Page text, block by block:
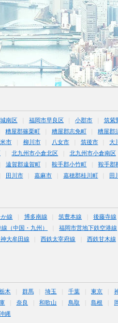
南区 福岡市早良区 小郡市 筑紫
糟屋郡篠栗町 糟屋郡志免町 糟屋郡
市 柳川市 八女市 筑後市 大
北九州市小倉北区 北九州市小倉南区
遠賀郡遠賀町 鞍手郡小竹町 鞍手郡
田川市 嘉麻市 嘉穂郡桂川町 田
線 博多南線 筑豊本線 後藤寺線
（中国・九州） 福岡市営地下鉄空港線
大牟田線 西鉄太宰府線 西鉄甘木線
木 群馬 埼玉 千葉 東京
奈良 和歌山 鳥取 島根
縄